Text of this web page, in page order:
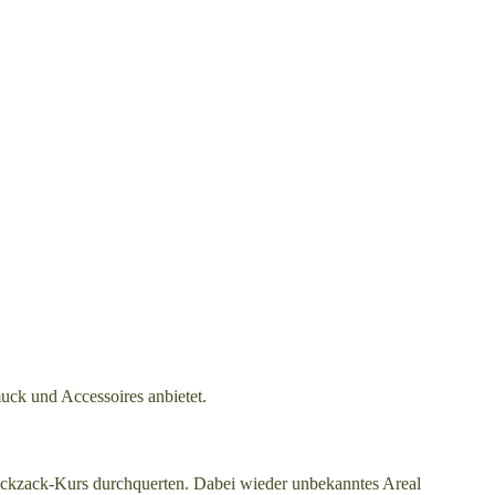
und Accessoires anbietet.
Kurs durchquerten. Dabei wieder unbekanntes Areal